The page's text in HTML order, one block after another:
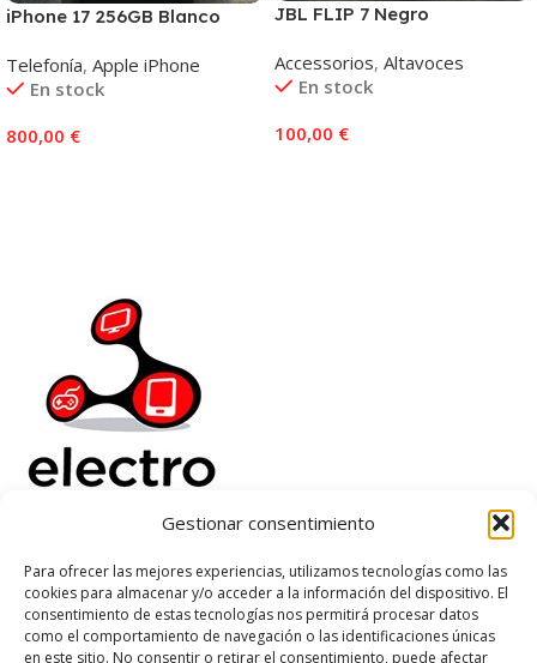
Gestionar consentimiento
Para ofrecer las mejores experiencias, utilizamos tecnologías como las
cookies para almacenar y/o acceder a la información del dispositivo. El
consentimiento de estas tecnologías nos permitirá procesar datos
como el comportamiento de navegación o las identificaciones únicas
en este sitio. No consentir o retirar el consentimiento, puede afectar
iPhone 17 256GB Blanco
Telefonía, Apple iPhone
En stock
800,00 €
JBL FLIP 7 Negro
Accessorios, Altavoces
En stock
100,00 €
Electrorenover
Ayuda
Legal
Suscribete